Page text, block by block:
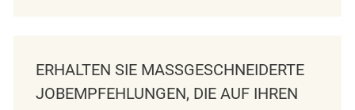
ERHALTEN SIE MASSGESCHNEIDERTE J
OBEMPFEHLUNGEN, DIE AUF IHREN I